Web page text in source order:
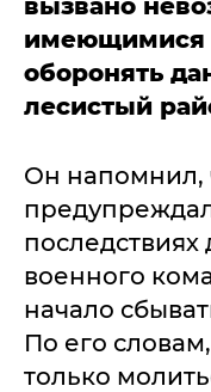
вызвано
имеющимися
оборонять
лесистый
Он напомнил,
последствиях
военного
начало
По его
только